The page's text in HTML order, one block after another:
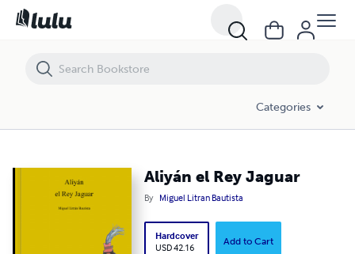
Categories
Aliyán el Rey Jaguar
By Miguel Litran Bautista
Hardcover
USD 42.16
Add to Cart
Aliyán el Rey Jaguar